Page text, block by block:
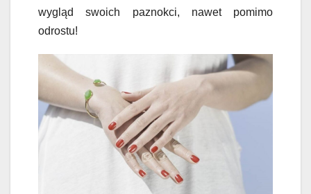
wygląd swoich paznokci, nawet pomimo
odrostu!